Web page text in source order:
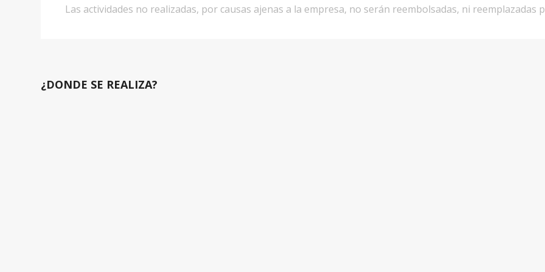
Las actividades no realizadas, por causas ajenas a la empresa, no serán reembolsadas, ni reemplazadas
¿DONDE SE REALIZA?